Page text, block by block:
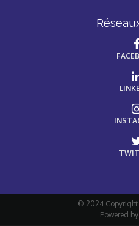
© 2024 Copyright
Powered by